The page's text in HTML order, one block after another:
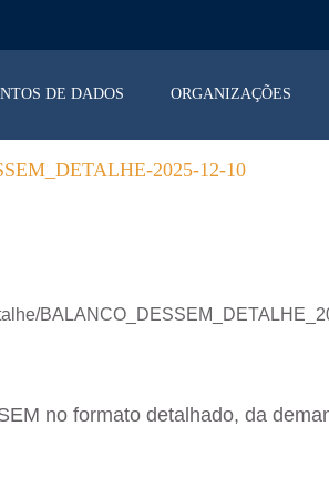
DE DADOS ORGANIZAÇÕES
2025-12-10
no formato detalhado, da